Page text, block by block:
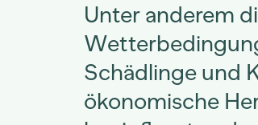
Unter anderem
Schädlinge und
ökonomische